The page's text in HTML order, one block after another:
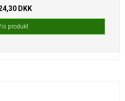
DKK
produkt